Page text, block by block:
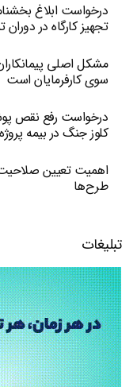
درخواست ابلاغ
تجهیز کارگاه در
مشکل اصلی
سوی کارفرمایان است
درخواست رفع نقص
کلوز جنگ در بیمه
اهمیت تعیین
طرح‌ها
تبلیغات